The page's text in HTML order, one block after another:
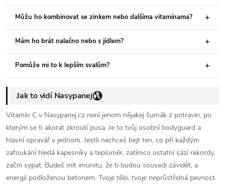
Můžu ho kombinovat se zinkem nebo dalšíma vitamínama?
Mám ho brát nalačno nebo s jídlem?
Pomůže mi to k lepším svalům?
Jak to vidí Nasypanej
Vitamín C v Nasypanej.cz není jenom nějakej šumák z potravin, po
kterým se ti akorát zkroutí pusa. Je to tvůj osobní bodyguard a
hlavní opravář v jednom. Jestli nechceš bejt ten, co při každým
zafoukání hledá kapesníky a teploměr, zatímco ostatní sází rekordy,
začni sypat. Budeš mít imunitu, že ti budou sousedi závidět, a
energii podloženou betonem. Tvoje tělo, tvoje neprůstřelná pevnost.